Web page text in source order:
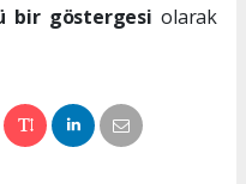
bir göstergesiolarak